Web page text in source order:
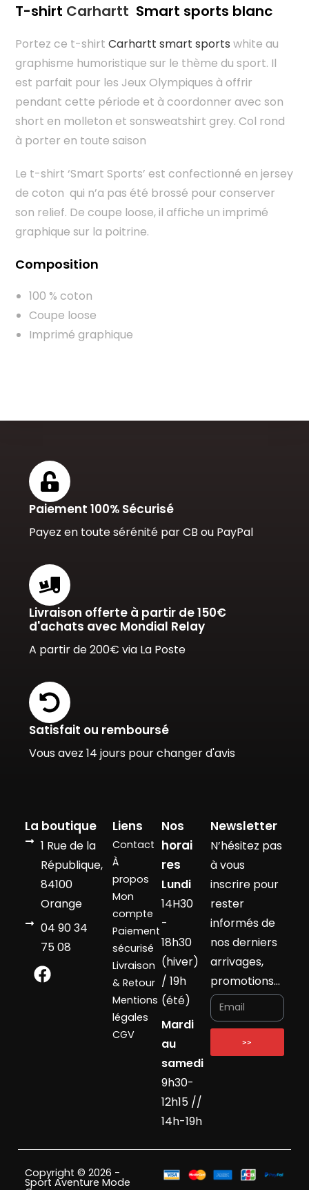
T-shirt Carhartt Smart sports blanc
Portez ce t-shirt Carhartt smart sports white au
graphisme humoristique sur le thème du sport. Il
est parfait pour les Jeux Olympiques à offrir
pendant cette période et à coordonner avec son
short en molleton et sonsweatshirt grey. Col rond
à porter en toute saison
Le t-shirt ‘Smart Sports’ est confectionné en jersey
de coton qui n’a pas été brossé pour conserver
son relief. De coupe loose, il affiche un imprimé
graphique sur la poitrine.
Composition
100 % coton
Coupe loose
Imprimé graphique
Paiement 100% Sécurisé
Payez en toute sérénité par CB ou PayPal
Livraison offerte à partir de 150€
d'achats avec Mondial Relay
A partir de 200€ via La Poste
Satisfait ou remboursé
Vous avez 14 jours pour changer d'avis
La boutique
1 Rue de la
République,
84100
Orange
04 90 34
75 08
Liens
Contact
À
propos
Mon
compte
Paiement
sécurisé
Livraison
& Retour
Mentions
légales
CGV
Nos
horai
res
Lundi
14H30
-
18h30
(hiver)
/ 19h
(été)
Mardi
au
samedi
9h30-
12h15 //
14h-19h
Newsletter
N’hésitez pas
à vous
inscrire pour
rester
informés de
nos derniers
arrivages,
promotions…
>>
Copyright © 2026 -
Sport Aventure Mode